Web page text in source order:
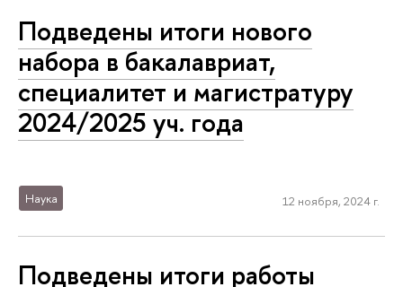
Подведены итоги нового
набора в бакалавриат,
специалитет и магистратуру
2024/2025 уч. года
Наука 12 ноября, 2024 г.
Подведены итоги работы